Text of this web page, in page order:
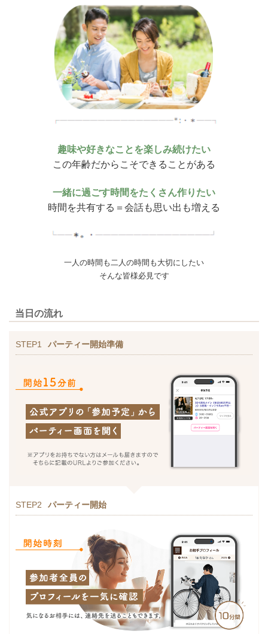
趣味や好きなことを楽しみ続けたい
この年齢だからこそできることがある
一緒に過ごす時間をたくさん作りたい
時間を共有する＝会話も思い出も増える
一人の時間も二人の時間も大切にしたい
そんな皆様必見です
当日の流れ
STEP1 パーティー開始準備
STEP2 パーティー開始